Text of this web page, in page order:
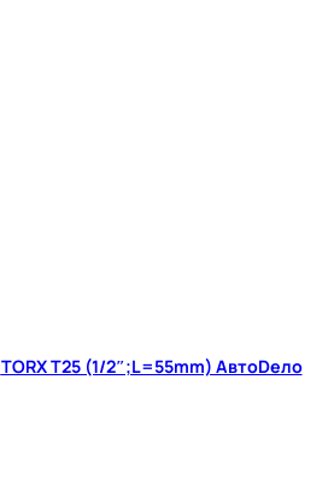
головка со вставкой TORX T25 (1/2″;L=55mm) АвтоDело